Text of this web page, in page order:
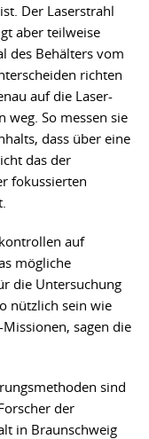
Der Laserstrahl
aber teilweise
des Behälters vom
richten
auf die Laser-
weg. So messen sie
dass über eine
das der
fokussierten
auf
mögliche
die Untersuchung
nützlich sein wie
sagen die
sind
der
in Braunschweig